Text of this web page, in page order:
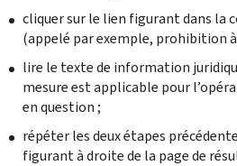
cliquer sur le lien figurant dans la
(appelé par exemple, prohibition
lire le texte de information
mesure est applicable pour
en question ;
répéter les deux étapes
figurant à droite de la page de